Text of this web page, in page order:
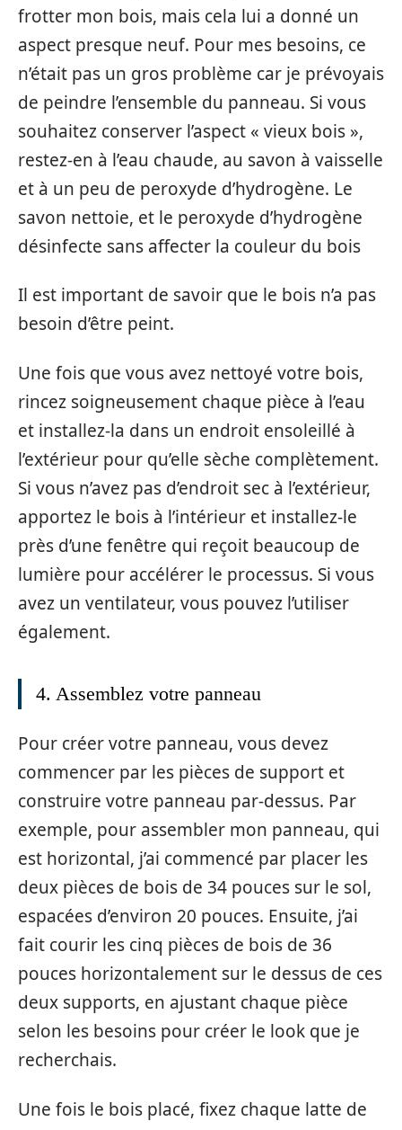
frotter mon bois, mais cela lui a donné un
aspect presque neuf. Pour mes besoins, ce
n’était pas un gros problème car je prévoyais
de peindre l’ensemble du panneau. Si vous
souhaitez conserver l’aspect « vieux bois »,
restez-en à l’eau chaude, au savon à vaisselle
et à un peu de peroxyde d’hydrogène. Le
savon nettoie, et le peroxyde d’hydrogène
désinfecte sans affecter la couleur du bois
Il est important de savoir que le bois n’a pas
besoin d’être peint.
Une fois que vous avez nettoyé votre bois,
rincez soigneusement chaque pièce à l’eau
et installez-la dans un endroit ensoleillé à
l’extérieur pour qu’elle sèche complètement.
Si vous n’avez pas d’endroit sec à l’extérieur,
apportez le bois à l’intérieur et installez-le
près d’une fenêtre qui reçoit beaucoup de
lumière pour accélérer le processus. Si vous
avez un ventilateur, vous pouvez l’utiliser
également.
4. Assemblez votre panneau
Pour créer votre panneau, vous devez
commencer par les pièces de support et
construire votre panneau par-dessus. Par
exemple, pour assembler mon panneau, qui
est horizontal, j’ai commencé par placer les
deux pièces de bois de 34 pouces sur le sol,
espacées d’environ 20 pouces. Ensuite, j’ai
fait courir les cinq pièces de bois de 36
pouces horizontalement sur le dessus de ces
deux supports, en ajustant chaque pièce
selon les besoins pour créer le look que je
recherchais.
Une fois le bois placé, fixez chaque latte de